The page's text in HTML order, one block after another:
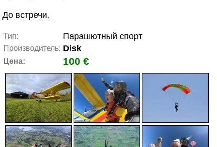
До встречи.
Тип: Парашютный спорт
Производитель: Disk
Цена: 100 €